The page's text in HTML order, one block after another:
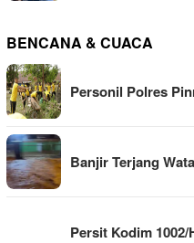
BENCANA & CUACA
Personil Polres
Banjir Terjang
Persit Kodim